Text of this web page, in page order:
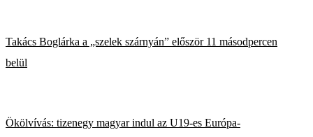
Takács Boglárka a „szelek szárnyán” először 11 másodpercen
belül
Ökölvívás: tizenegy magyar indul az U19-es Európa-